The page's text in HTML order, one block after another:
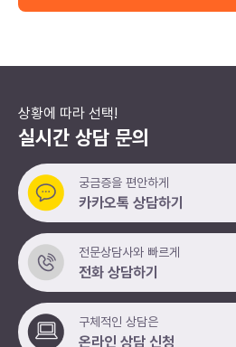
상황에 따라 선택!
실시간 상담 문의
궁금증을 편안하게
카카오톡 상담하기
전문상담사와 빠르게
전화 상담하기
구체적인 상담은
온라인 상담 신청